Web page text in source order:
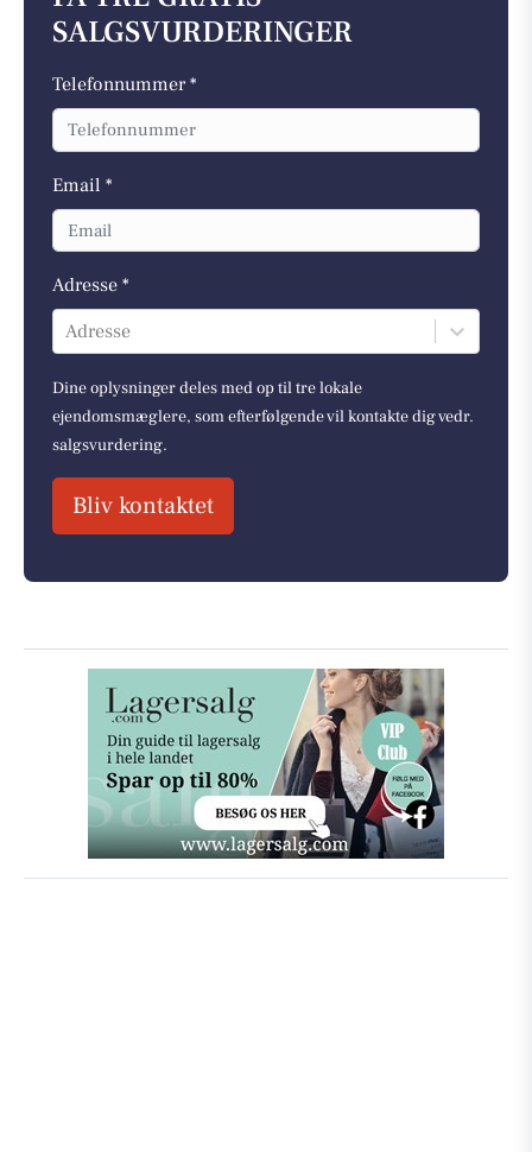
SALGSVURDERINGER
Telefonnummer *
Email *
Adresse *
Adresse
Dine oplysninger deles med op til tre lokale
ejendomsmæglere, som efterfølgende vil kontakte dig vedr.
salgsvurdering.
Bliv kontaktet